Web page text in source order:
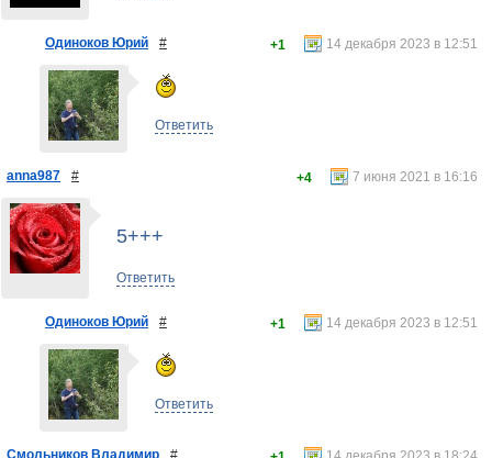
Одиноков Юрий # 14 декабря 2023 в 12:51
+1
Ответить
anna987 # 7 июня 2021 в 16:16
+4
5+++
Ответить
Одиноков Юрий # 14 декабря 2023 в 12:51
+1
Ответить
Смольников Владимир #